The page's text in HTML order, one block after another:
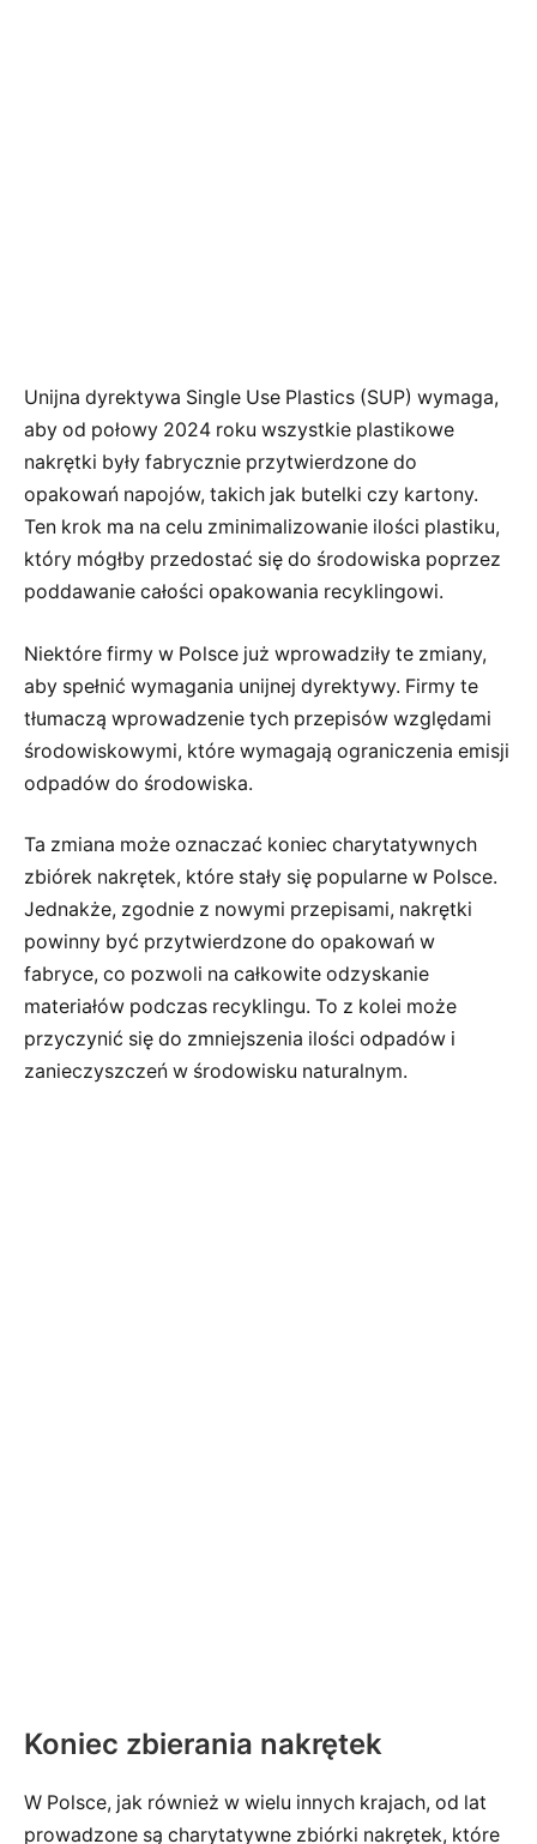
Unijna dyrektywa Single Use Plastics (SUP) wymaga,
aby od połowy 2024 roku wszystkie plastikowe
nakrętki były fabrycznie przytwierdzone do
opakowań napojów, takich jak butelki czy kartony.
Ten krok ma na celu zminimalizowanie ilości plastiku,
który mógłby przedostać się do środowiska poprzez
poddawanie całości opakowania recyklingowi.
Niektóre firmy w Polsce już wprowadziły te zmiany,
aby spełnić wymagania unijnej dyrektywy. Firmy te
tłumaczą wprowadzenie tych przepisów względami
środowiskowymi, które wymagają ograniczenia emisji
odpadów do środowiska.
Ta zmiana może oznaczać koniec charytatywnych
zbiórek nakrętek, które stały się popularne w Polsce.
Jednakże, zgodnie z nowymi przepisami, nakrętki
powinny być przytwierdzone do opakowań w
fabryce, co pozwoli na całkowite odzyskanie
materiałów podczas recyklingu. To z kolei może
przyczynić się do zmniejszenia ilości odpadów i
zanieczyszczeń w środowisku naturalnym.
Koniec zbierania nakrętek
W Polsce, jak również w wielu innych krajach, od lat
prowadzone są charytatywne zbiórki nakrętek, które